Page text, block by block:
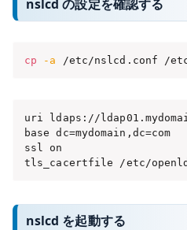
nslcd の設定を確認する
cp -a /etc/nslcd.conf /
uri ldaps://
base dc=mydomain,dc=com
ssl on
tls_cacertfile /etc/
nslcd を起動する